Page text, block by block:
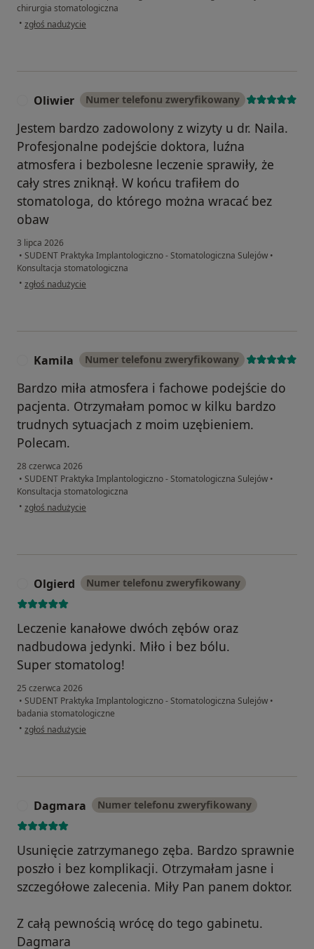
chirurgia stomatologiczna
• w opinii użytkownika Maciek
zgłoś nadużycie
Oliwier Numer telefonu zweryfikowany
Jestem bardzo zadowolony z wizyty u dr. Naila.
Profesjonalne podejście doktora, luźna
atmosfera i bezbolesne leczenie sprawiły, że
cały stres zniknął. W końcu trafiłem do
stomatologa, do którego można wracać bez
obaw
3 lipca 2026
• SUDENT Praktyka Implantologiczno - Stomatologiczna Sulejów •
Konsultacja stomatologiczna
• w opinii użytkownika Oliwier
zgłoś nadużycie
Kamila Numer telefonu zweryfikowany
Bardzo miła atmosfera i fachowe podejście do
pacjenta. Otrzymałam pomoc w kilku bardzo
trudnych sytuacjach z moim uzębieniem.
Polecam.
28 czerwca 2026
• SUDENT Praktyka Implantologiczno - Stomatologiczna Sulejów •
Konsultacja stomatologiczna
• w opinii użytkownika Kamila
zgłoś nadużycie
Olgierd Numer telefonu zweryfikowany
Leczenie kanałowe dwóch zębów oraz
nadbudowa jedynki. Miło i bez bólu.
Super stomatolog!
25 czerwca 2026
• SUDENT Praktyka Implantologiczno - Stomatologiczna Sulejów •
badania stomatologiczne
• w opinii użytkownika Olgierd
zgłoś nadużycie
Dagmara Numer telefonu zweryfikowany
Usunięcie zatrzymanego zęba. Bardzo sprawnie
poszło i bez komplikacji. Otrzymałam jasne i
szczegółowe zalecenia. Miły Pan panem doktor.
Z całą pewnością wrócę do tego gabinetu.
Dagmara